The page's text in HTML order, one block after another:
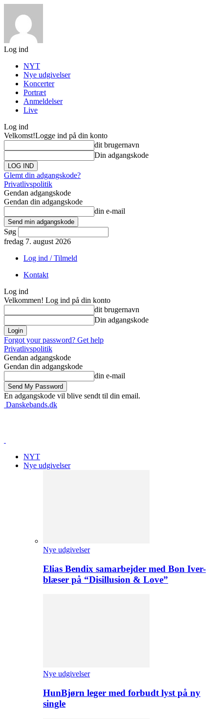
Log ind
NYT
Nye udgivelser
Koncerter
Portræt
Anmeldelser
Live
Log ind
Velkomst!Logge ind på din konto
dit brugernavn
Din adgangskode
Glemt din adgangskode?
Privatlivspolitik
Gendan adgangskode
Gendan din adgangskode
din e-mail
Søg
fredag 7. august 2026
Log ind / Tilmeld
Kontakt
Log ind
Velkommen! Log ind på din konto
dit brugernavn
Din adgangskode
Forgot your password? Get help
Privatlivspolitik
Gendan adgangskode
Gendan din adgangskode
din e-mail
En adgangskode vil blive sendt til din email.
Danskebands.dk
NYT
Nye udgivelser
Nye udgivelser
Elias Bendix samarbejder med Bon Iver-
blæser på “Disillusion & Love”
Nye udgivelser
HunBjørn leger med forbudt lyst på ny
single